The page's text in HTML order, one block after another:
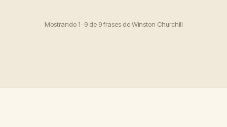
Mostrando 1–9 de 9 frases de Winston Churchill